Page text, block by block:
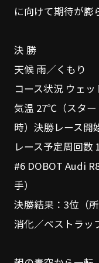
に向けて期待が膨
決 勝
天候 雨／くもり
コース状況 ウェッ
気温 27℃（スタ
時）決勝レース開
レース予定周回数
#6 DOBOT Audi
手）
決勝結果：3位（
消化／ベストラッ